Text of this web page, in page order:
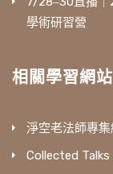
學術研習營
相關學習網站
淨空老法師專集
Collected